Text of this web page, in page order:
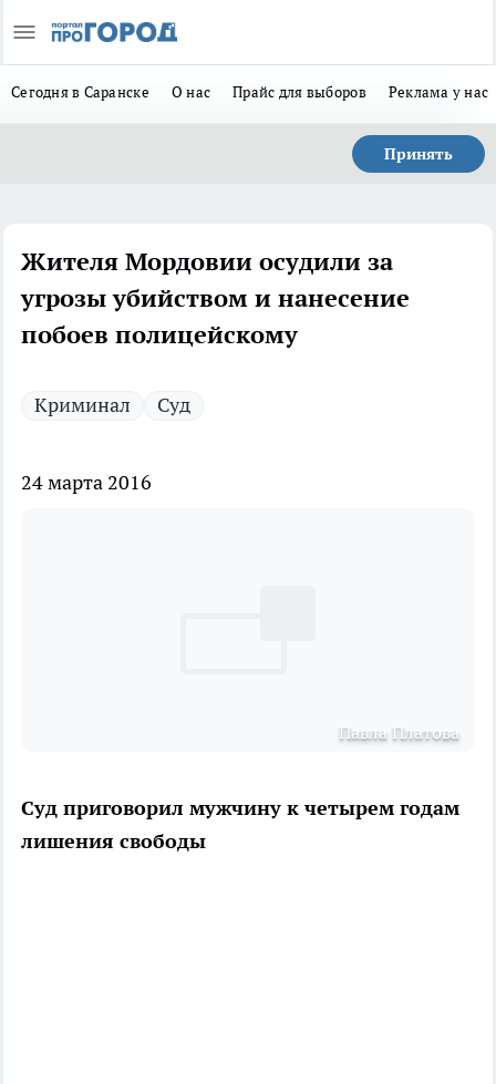
Сегодня в Саранске О нас Прайс для выборов Реклама у нас
Принять
Жителя Мордовии осудили за
угрозы убийством и нанесение
побоев полицейскому
Криминал Суд
24 марта 2016
Павла Платова
Суд приговорил мужчину к четырем годам
лишения свободы